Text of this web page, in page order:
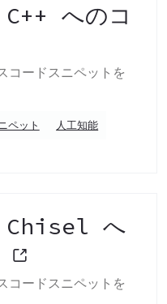
へのコ
コードスニペットを
ペット
人工知能
へ
コードスニペットを